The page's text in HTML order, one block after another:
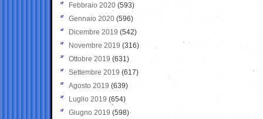
Febbraio 2020 (593)
Gennaio 2020 (596)
Dicembre 2019 (542)
Novembre 2019 (316)
Ottobre 2019 (631)
Settembre 2019 (617)
Agosto 2019 (639)
Luglio 2019 (654)
Giugno 2019 (598)